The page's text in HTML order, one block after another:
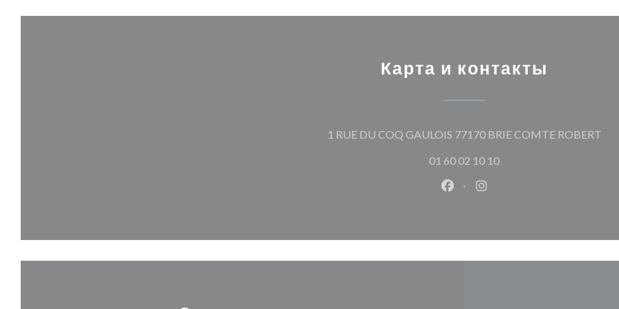
Карта и контакты
1 RUE DU COQ GAULOIS 77170 BRIE COMTE ROBERT
01 60 02 10 10
Facebook ((открывается в
Instagram ((открывается